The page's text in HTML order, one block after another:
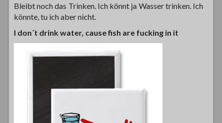
Bleibt noch das Trinken. Ich könnt ja Wasser trinken. Ich
könnte, tu ich aber nicht.
I don´t drink water, cause fish are fucking in it